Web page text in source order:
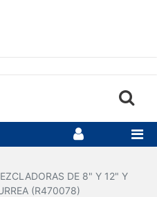
DE 8" Y 12" Y
(R470078)